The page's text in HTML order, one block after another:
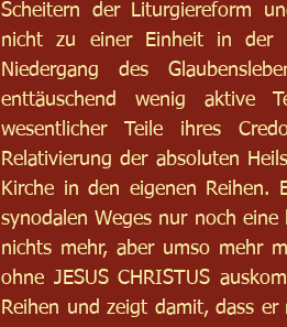
Scheitern der Liturgiereform
nicht zu einer Einheit in der
Niedergang des
enttäuschend wenig aktive
wesentlicher Teile ihres
Relativierung der absoluten
Kirche in den eigenen Reihen.
synodalen Weges nur noch
nichts mehr, aber umso mehr
ohne JESUS CHRISTUS
Reihen und zeigt damit, dass